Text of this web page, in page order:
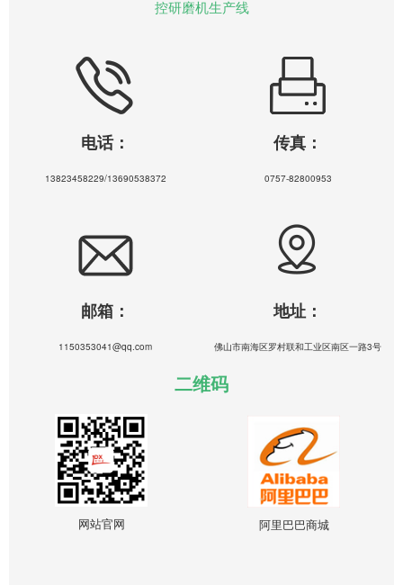
控研磨机生产线
电话：
13823458229/13690538372
传真：
0757-82800953
邮箱：
1150353041@qq.com
地址：
佛山市南海区罗村联和工业区南区一路3号
二维码
网站官网 阿里巴巴商城